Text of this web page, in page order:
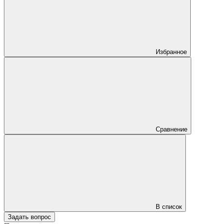
Избранное
Сравнение
В список
Задать вопрос